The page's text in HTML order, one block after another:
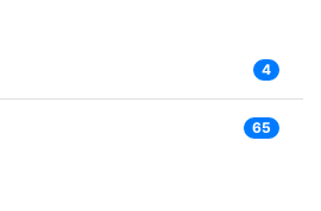
4
65